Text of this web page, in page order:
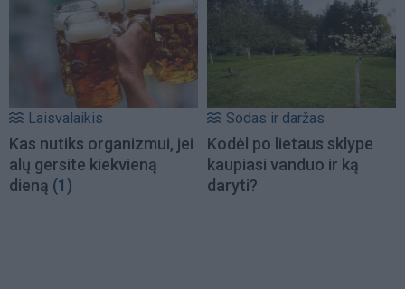
Laisvalaikis
Kas nutiks organizmui, jei
alų gersite kiekvieną
dieną (1)
Sodas ir daržas
Kodėl po lietaus sklype
kaupiasi vanduo ir ką
daryti?